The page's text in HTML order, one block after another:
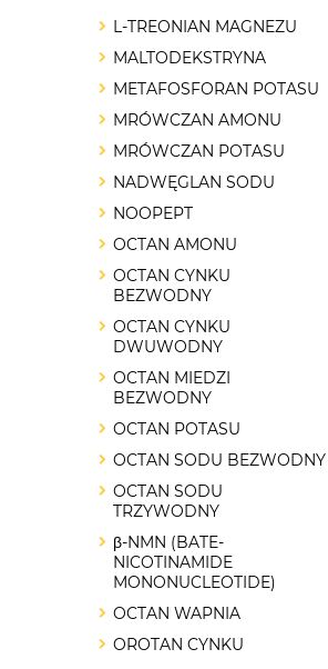
L-TREONIAN MAGNEZU
MALTODEKSTRYNA
METAFOSFORAN POTASU
MRÓWCZAN AMONU
MRÓWCZAN POTASU
NADWĘGLAN SODU
NOOPEPT
OCTAN AMONU
OCTAN CYNKU
BEZWODNY
OCTAN CYNKU
DWUWODNY
OCTAN MIEDZI
BEZWODNY
OCTAN POTASU
OCTAN SODU BEZWODNY
OCTAN SODU
TRZYWODNY
β-NMN (BATE-
NICOTINAMIDE
MONONUCLEOTIDE)
OCTAN WAPNIA
OROTAN CYNKU